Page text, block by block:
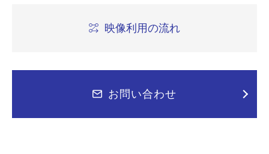
映像利用の流れ
お問い合わせ